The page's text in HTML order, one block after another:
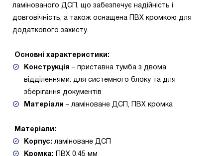
ламінованого ДСП, що забезпечує надійність і
довговічність, а також оснащена ПВХ кромкою для
додаткового захисту.
Основні характеристики:
Конструкція – приставна тумба з двома
відділеннями: для системного блоку та для
зберігання документів
Матеріали – ламіноване ДСП, ПВХ кромка
Матеріали:
Корпус: ламіноване ДСП
Кромка: ПВХ 0,45 мм